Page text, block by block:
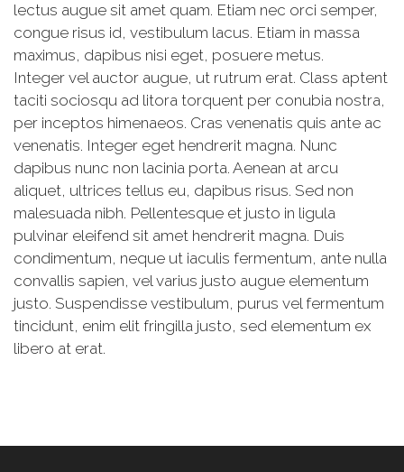
lectus augue sit amet quam. Etiam nec orci semper,
congue risus id, vestibulum lacus. Etiam in massa
maximus, dapibus nisi eget, posuere metus.
Integer vel auctor augue, ut rutrum erat. Class aptent
taciti sociosqu ad litora torquent per conubia nostra,
per inceptos himenaeos. Cras venenatis quis ante ac
venenatis. Integer eget hendrerit magna. Nunc
dapibus nunc non lacinia porta. Aenean at arcu
aliquet, ultrices tellus eu, dapibus risus. Sed non
malesuada nibh. Pellentesque et justo in ligula
pulvinar eleifend sit amet hendrerit magna. Duis
condimentum, neque ut iaculis fermentum, ante nulla
convallis sapien, vel varius justo augue elementum
justo. Suspendisse vestibulum, purus vel fermentum
tincidunt, enim elit fringilla justo, sed elementum ex
libero at erat.